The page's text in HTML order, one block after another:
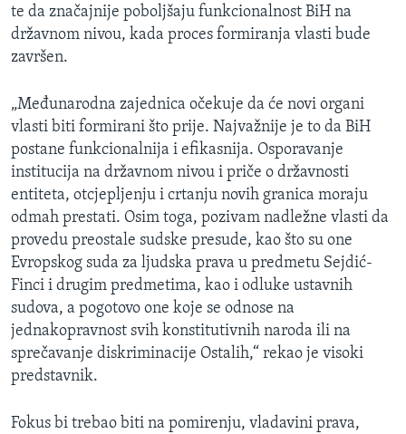
te da značajnije poboljšaju funkcionalnost BiH na
državnom nivou, kada proces formiranja vlasti bude
završen.
„Međunarodna zajednica očekuje da će novi organi
vlasti biti formirani što prije. Najvažnije je to da BiH
postane funkcionalnija i efikasnija. Osporavanje
institucija na državnom nivou i priče o državnosti
entiteta, otcjepljenju i crtanju novih granica moraju
odmah prestati. Osim toga, pozivam nadležne vlasti da
provedu preostale sudske presude, kao što su one
Evropskog suda za ljudska prava u predmetu Sejdić-
Finci i drugim predmetima, kao i odluke ustavnih
sudova, a pogotovo one koje se odnose na
jednakopravnost svih konstitutivnih naroda ili na
sprečavanje diskriminacije Ostalih,“ rekao je visoki
predstavnik.
Fokus bi trebao biti na pomirenju, vladavini prava,